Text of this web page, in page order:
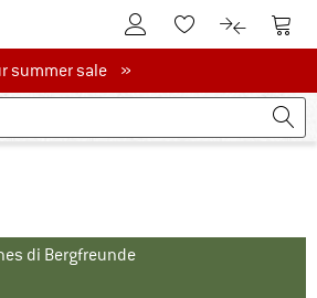
Al conto clienteAlla lista
Al Al
summer sale
summer sale »
di Bergfreunde